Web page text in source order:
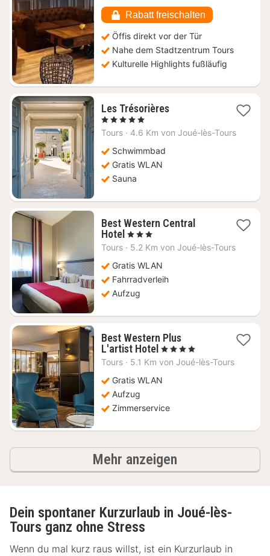
Rabatt freischalten
Öffis direkt vor der Tür
Nahe dem Stadtzentrum Tours
Kulturelle Highlights fußläufig
Les Trésorières1
ab
, 5 Sterne
Tours · 4.6 Km von Joué-lès-Tours
Schwimmbad
Gratis WLAN
Sauna
Best Western Central
Hotel 1
Nacht
101,56
€
, 3 Sterne
Tours · 5.2 Km von Joué-lès-Tours
Gratis WLAN
Fahrradverleih
Aufzug
Best Western Plus
L'artist Hotel 1
Nacht
85,01
, 4 Sterne
Tours · 5.1 Km von Joué-lès-Tours
Gratis WLAN
Aufzug
Zimmerservice
Mehr anzeigen
Dein spontaner Kurzurlaub in Joué-lès-
Tours ganz ohne Stress
Wenn du mal kurz raus willst, ist ein Kurzurlaub in